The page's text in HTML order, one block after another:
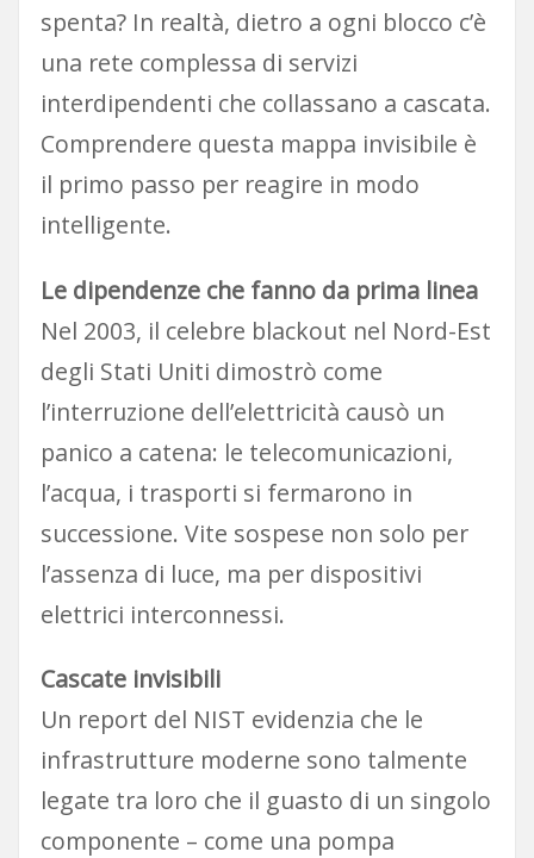
spenta? In realtà, dietro a ogni blocco c’è
una rete complessa di servizi
interdipendenti che collassano a cascata.
Comprendere questa mappa invisibile è
il primo passo per reagire in modo
intelligente.
Le dipendenze che fanno da prima linea
Nel 2003, il celebre blackout nel Nord-Est
degli Stati Uniti dimostrò come
l’interruzione dell’elettricità causò un
panico a catena: le telecomunicazioni,
l’acqua, i trasporti si fermarono in
successione. Vite sospese non solo per
l’assenza di luce, ma per dispositivi
elettrici interconnessi.
Cascate invisibili
Un report del NIST evidenzia che le
infrastrutture moderne sono talmente
legate tra loro che il guasto di un singolo
componente – come una pompa